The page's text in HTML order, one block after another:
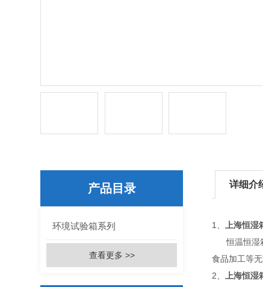
产品目录
环境试验箱系列
查看更多 >>
详细介
1、 上海恒湿
恒温恒湿箱
食品加工等
2、
上海恒湿